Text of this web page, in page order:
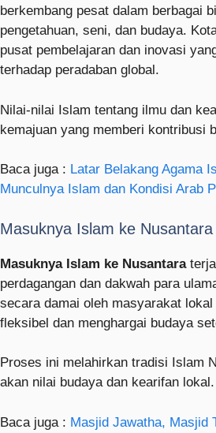
berkembang pesat dalam berbagai
pengetahuan, seni, dan budaya.
pusat pembelajaran dan inovasi
terhadap peradaban global.
Nilai-nilai Islam tentang ilmu dan
kemajuan yang memberi kontribusi
Baca juga : Latar Belakang Agama
Munculnya Islam dan Kondisi Arab
Masuknya Islam ke Nusantara
Masuknya Islam ke Nusantara
perdagangan dan dakwah para
secara damai oleh masyarakat
fleksibel dan menghargai budaya
Proses ini melahirkan tradisi Islam
akan nilai budaya dan kearifan lokal.
Baca juga : Masjid Jawatha, Masjid